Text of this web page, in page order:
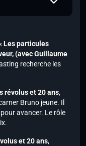
Les particules
(avec Guillaume
recherche les
révolus et 20 ans,
Bruno jeune. Il
avancer. Le rôle
et 20 ans,